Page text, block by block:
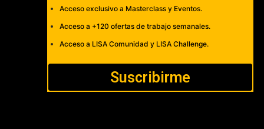
Acceso exclusivo a Masterclass y Eventos.
Acceso a +120 ofertas de trabajo semanales.
Acceso a LISA Comunidad y LISA Challenge.
Suscribirme